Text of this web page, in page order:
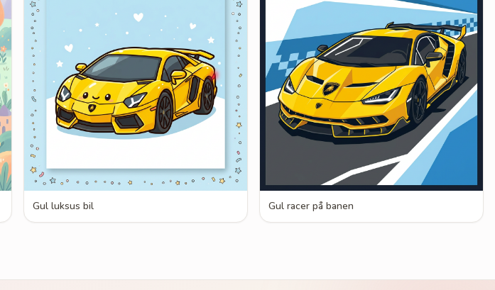
Gul luksus bil Gul racer på banen